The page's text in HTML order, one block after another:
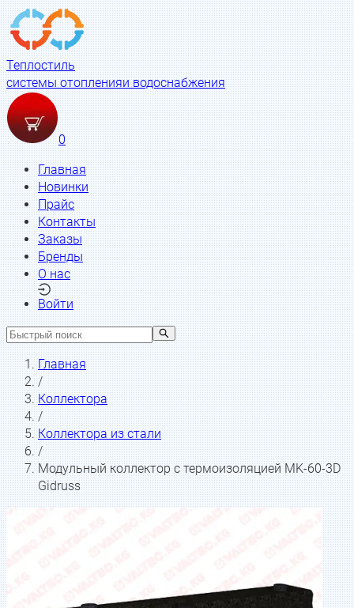
Теплостиль
системы отопленияи водоснабжения
0
Главная
Новинки
Прайс
Контакты
Заказы
Бренды
О нас
Войти
Главная
/
Коллектора
/
Коллектора из стали
/
Модульный коллектор с термоизоляцией MK-60-3D
Gidruss